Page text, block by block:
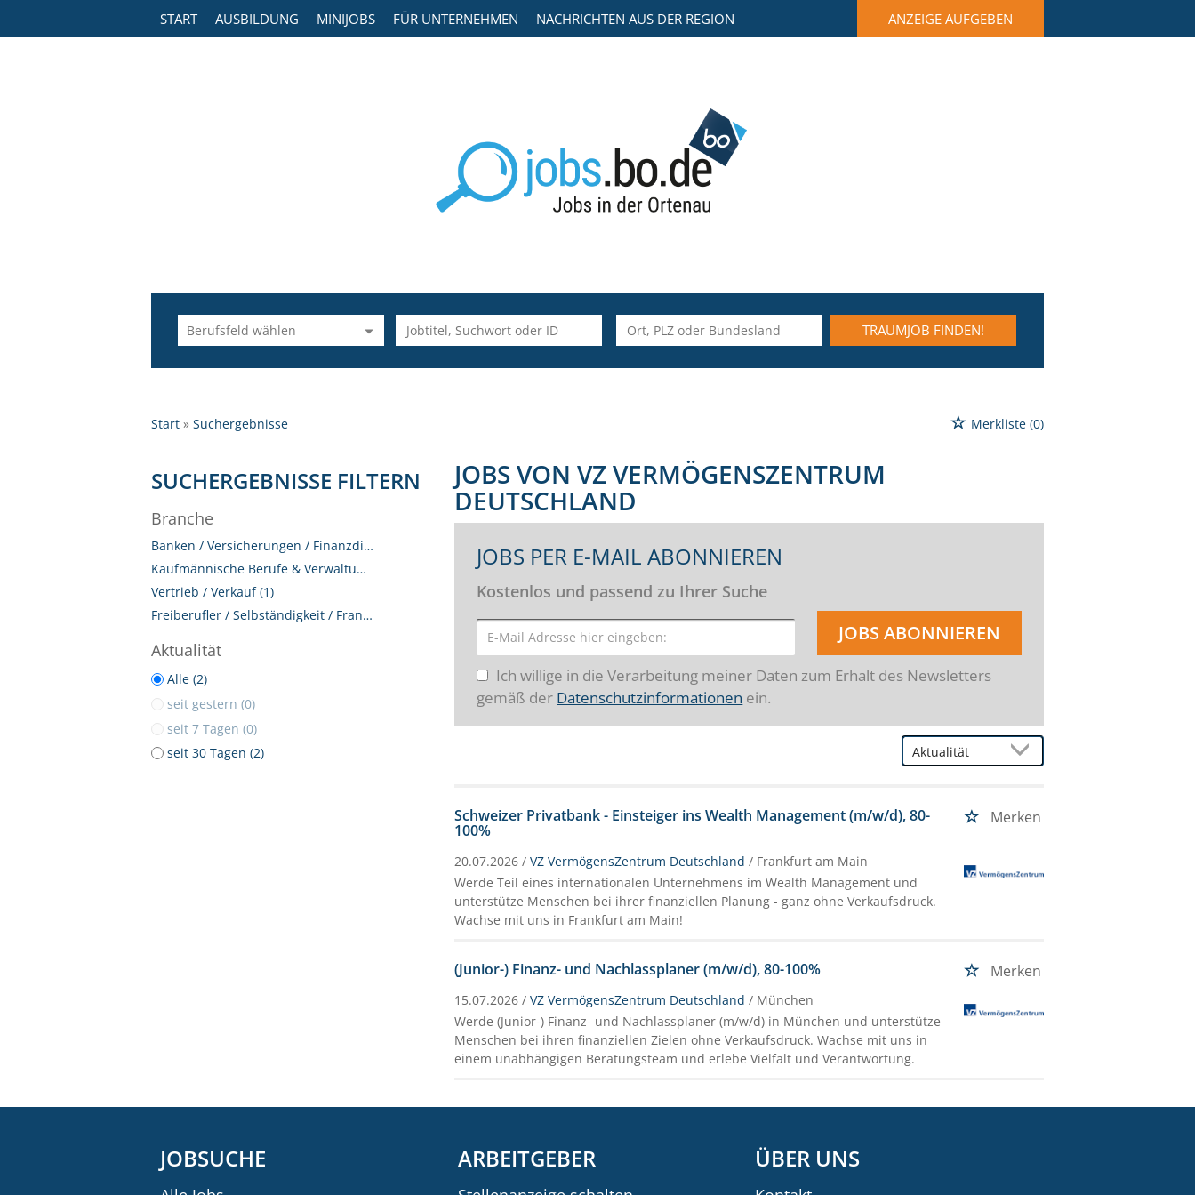
START AUSBILDUNG MINIJOBS FÜR UNTERNEHMEN NACHRICHTEN AUS DER REGION ANZEIGE AUFGEBEN
TRAUMJOB FINDEN!
Start Suchergebnisse Merkliste (0)
SUCHERGEBNISSE FILTERN
Branche
Banken / Versicherungen / Finanzdienstleister (2)
Kaufmännische Berufe & Verwaltung (1)
Vertrieb / Verkauf (1)
Freiberufler / Selbständigkeit / Franchise (1)
Aktualität
Alle (2)
seit gestern (0)
seit 7 Tagen (0)
seit 30 Tagen (2)
JOBS VON VZ VERMÖGENSZENTRUM
DEUTSCHLAND
JOBS PER E-MAIL ABONNIEREN
Kostenlos und passend zu Ihrer Suche
JOBS ABONNIEREN
Ich willige in die Verarbeitung meiner Daten zum Erhalt des Newsletters
gemäß der Datenschutzinformationen ein.
Schweizer Privatbank - Einsteiger ins Wealth Management (m/w/d), 80-
100%
Merken
20.07.2026 /VZ VermögensZentrum Deutschland / Frankfurt am Main
Werde Teil eines internationalen Unternehmens im Wealth Management und
unterstütze Menschen bei ihrer finanziellen Planung - ganz ohne Verkaufsdruck.
Wachse mit uns in Frankfurt am Main!
(Junior-) Finanz- und Nachlassplaner (m/w/d), 80-100% Merken
15.07.2026 /VZ VermögensZentrum Deutschland / München
Werde (Junior-) Finanz- und Nachlassplaner (m/w/d) in München und unterstütze
Menschen bei ihren finanziellen Zielen ohne Verkaufsdruck. Wachse mit uns in
einem unabhängigen Beratungsteam und erlebe Vielfalt und Verantwortung.
JOBSUCHE ARBEITGEBER ÜBER UNS